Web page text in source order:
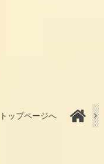
トップページへ